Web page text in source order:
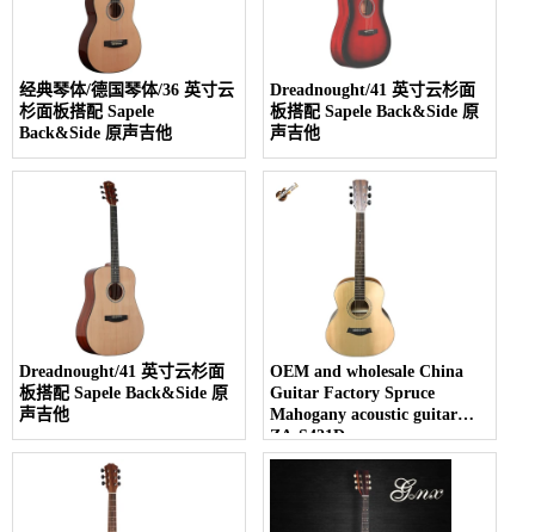
经典琴体/德国琴体/36 英寸云
杉面板搭配 Sapele
Back&Side 原声吉他
Dreadnought/41 英寸云杉面
板搭配 Sapele Back&Side 原
声吉他
Dreadnought/41 英寸云杉面
板搭配 Sapele Back&Side 原
声吉他
OEM and wholesale China
Guitar Factory Spruce
Mahogany acoustic guitar
ZA-S421D